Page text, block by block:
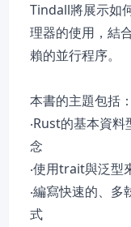
Tindall將展示如
理器的使用，結
賴的並行程序。
本書的主題包括：
‧Rust的基本資
念
‧使用trait與泛型
‧編寫快速的、
式